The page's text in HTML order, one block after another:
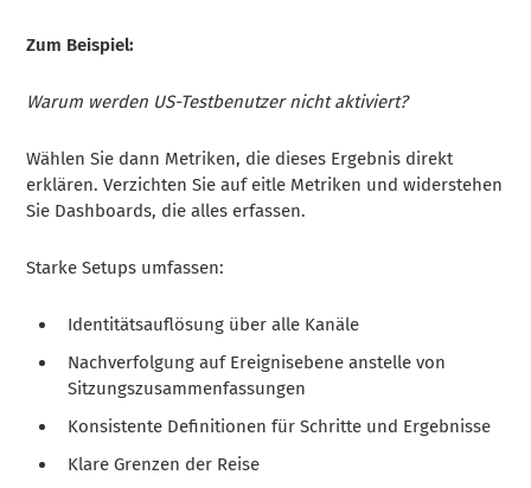
Zum Beispiel:
Warum werden US-Testbenutzer nicht aktiviert?
Wählen Sie dann Metriken, die dieses Ergebnis direkt
erklären. Verzichten Sie auf eitle Metriken und widerstehen
Sie Dashboards, die alles erfassen.
Starke Setups umfassen:
Identitätsauflösung über alle Kanäle
Nachverfolgung auf Ereignisebene anstelle von
Sitzungszusammenfassungen
Konsistente Definitionen für Schritte und Ergebnisse
Klare Grenzen der Reise